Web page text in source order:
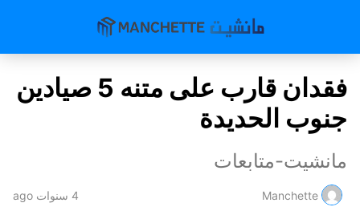
فقدان قارب على متنه 5 صيادين
جنوب الحديدة
مانشيت-متابعات
Manchette 4 سنوات ago